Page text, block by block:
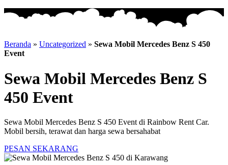
Beranda » Uncategorized » Sewa Mobil Mercedes Benz S 450
Event
Sewa Mobil Mercedes Benz S
450 Event
Sewa Mobil Mercedes Benz S 450 Event di Rainbow Rent Car.
Mobil bersih, terawat dan harga sewa bersahabat
PESAN SEKARANG